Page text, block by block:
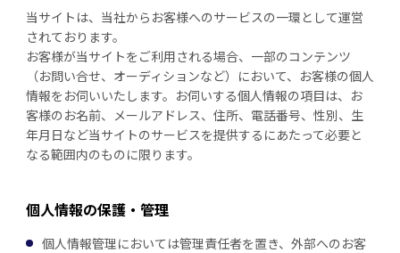
当サイトは、当社からお客様へのサービスの一環として運営
されております。
お客様が当サイトをご利用される場合、一部のコンテンツ
（お問い合せ、オーディションなど）において、お客様の個人
情報をお伺いいたします。お伺いする個人情報の項目は、お
客様のお名前、メールアドレス、住所、電話番号、性別、生
年月日など当サイトのサービスを提供するにあたって必要と
なる範囲内のものに限ります。
個人情報の保護・管理
個人情報管理においては管理責任者を置き、外部へのお客